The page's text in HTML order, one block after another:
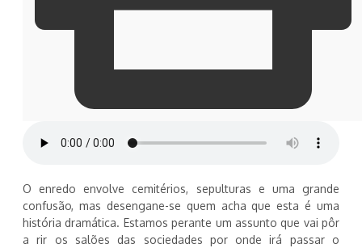
O enredo envolve cemitérios, sepulturas e uma grande
confusão, mas desengane-se quem acha que esta é uma
história dramática. Estamos perante um assunto que vai pôr
a rir os salões das sociedades por onde irá passar o